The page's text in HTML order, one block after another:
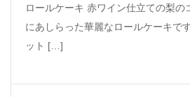
ロールケーキ 赤ワイン仕立ての梨の
にあしらった華麗なロールケーキで
ット […]